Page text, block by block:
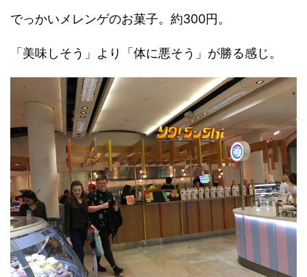
でっかいメレンゲのお菓子。約300円。
「美味しそう」より「体に悪そう」が勝る感じ。